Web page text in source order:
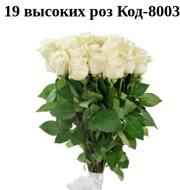
19 высоких роз Код-8003